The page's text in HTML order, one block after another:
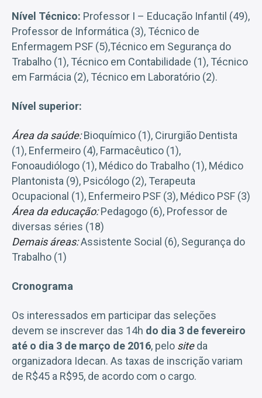
Nível Técnico: Professor I – Educação Infantil (49),
Professor de Informática (3), Técnico de
Enfermagem PSF (5),Técnico em Segurança do
Trabalho (1), Técnico em Contabilidade (1), Técnico
em Farmácia (2), Técnico em Laboratório (2).
Nível superior:
Área da saúde:Bioquímico (1), Cirurgião Dentista
(1), Enfermeiro (4), Farmacêutico (1),
Fonoaudiólogo (1), Médico do Trabalho (1), Médico
Plantonista (9), Psicólogo (2), Terapeuta
Ocupacional (1), Enfermeiro PSF (3), Médico PSF (3)
Área da educação:Pedagogo (6), Professor de
diversas séries (18)
Demais áreas:Assistente Social (6), Segurança do
Trabalho (1)
Cronograma
Os interessados em participar das seleções
devem se inscrever das 14h do dia 3 de fevereiro
até o dia 3 de março de 2016, pelo siteda
organizadora Idecan. As taxas de inscrição variam
de R$45 a R$95, de acordo com o cargo.